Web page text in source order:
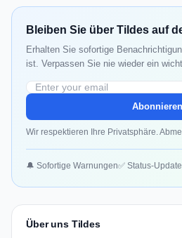
Bleiben Sie über Tildes auf
Erhalten Sie sofortige
ist. Verpassen Sie nie wieder ein
Abonnieren
Wir respektieren Ihre Privatsphäre.
🔔 Sofortige Warnungen✅ Status-
Über uns Tildes